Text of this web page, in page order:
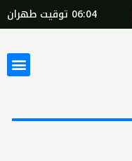
06:04 توقيت طهران